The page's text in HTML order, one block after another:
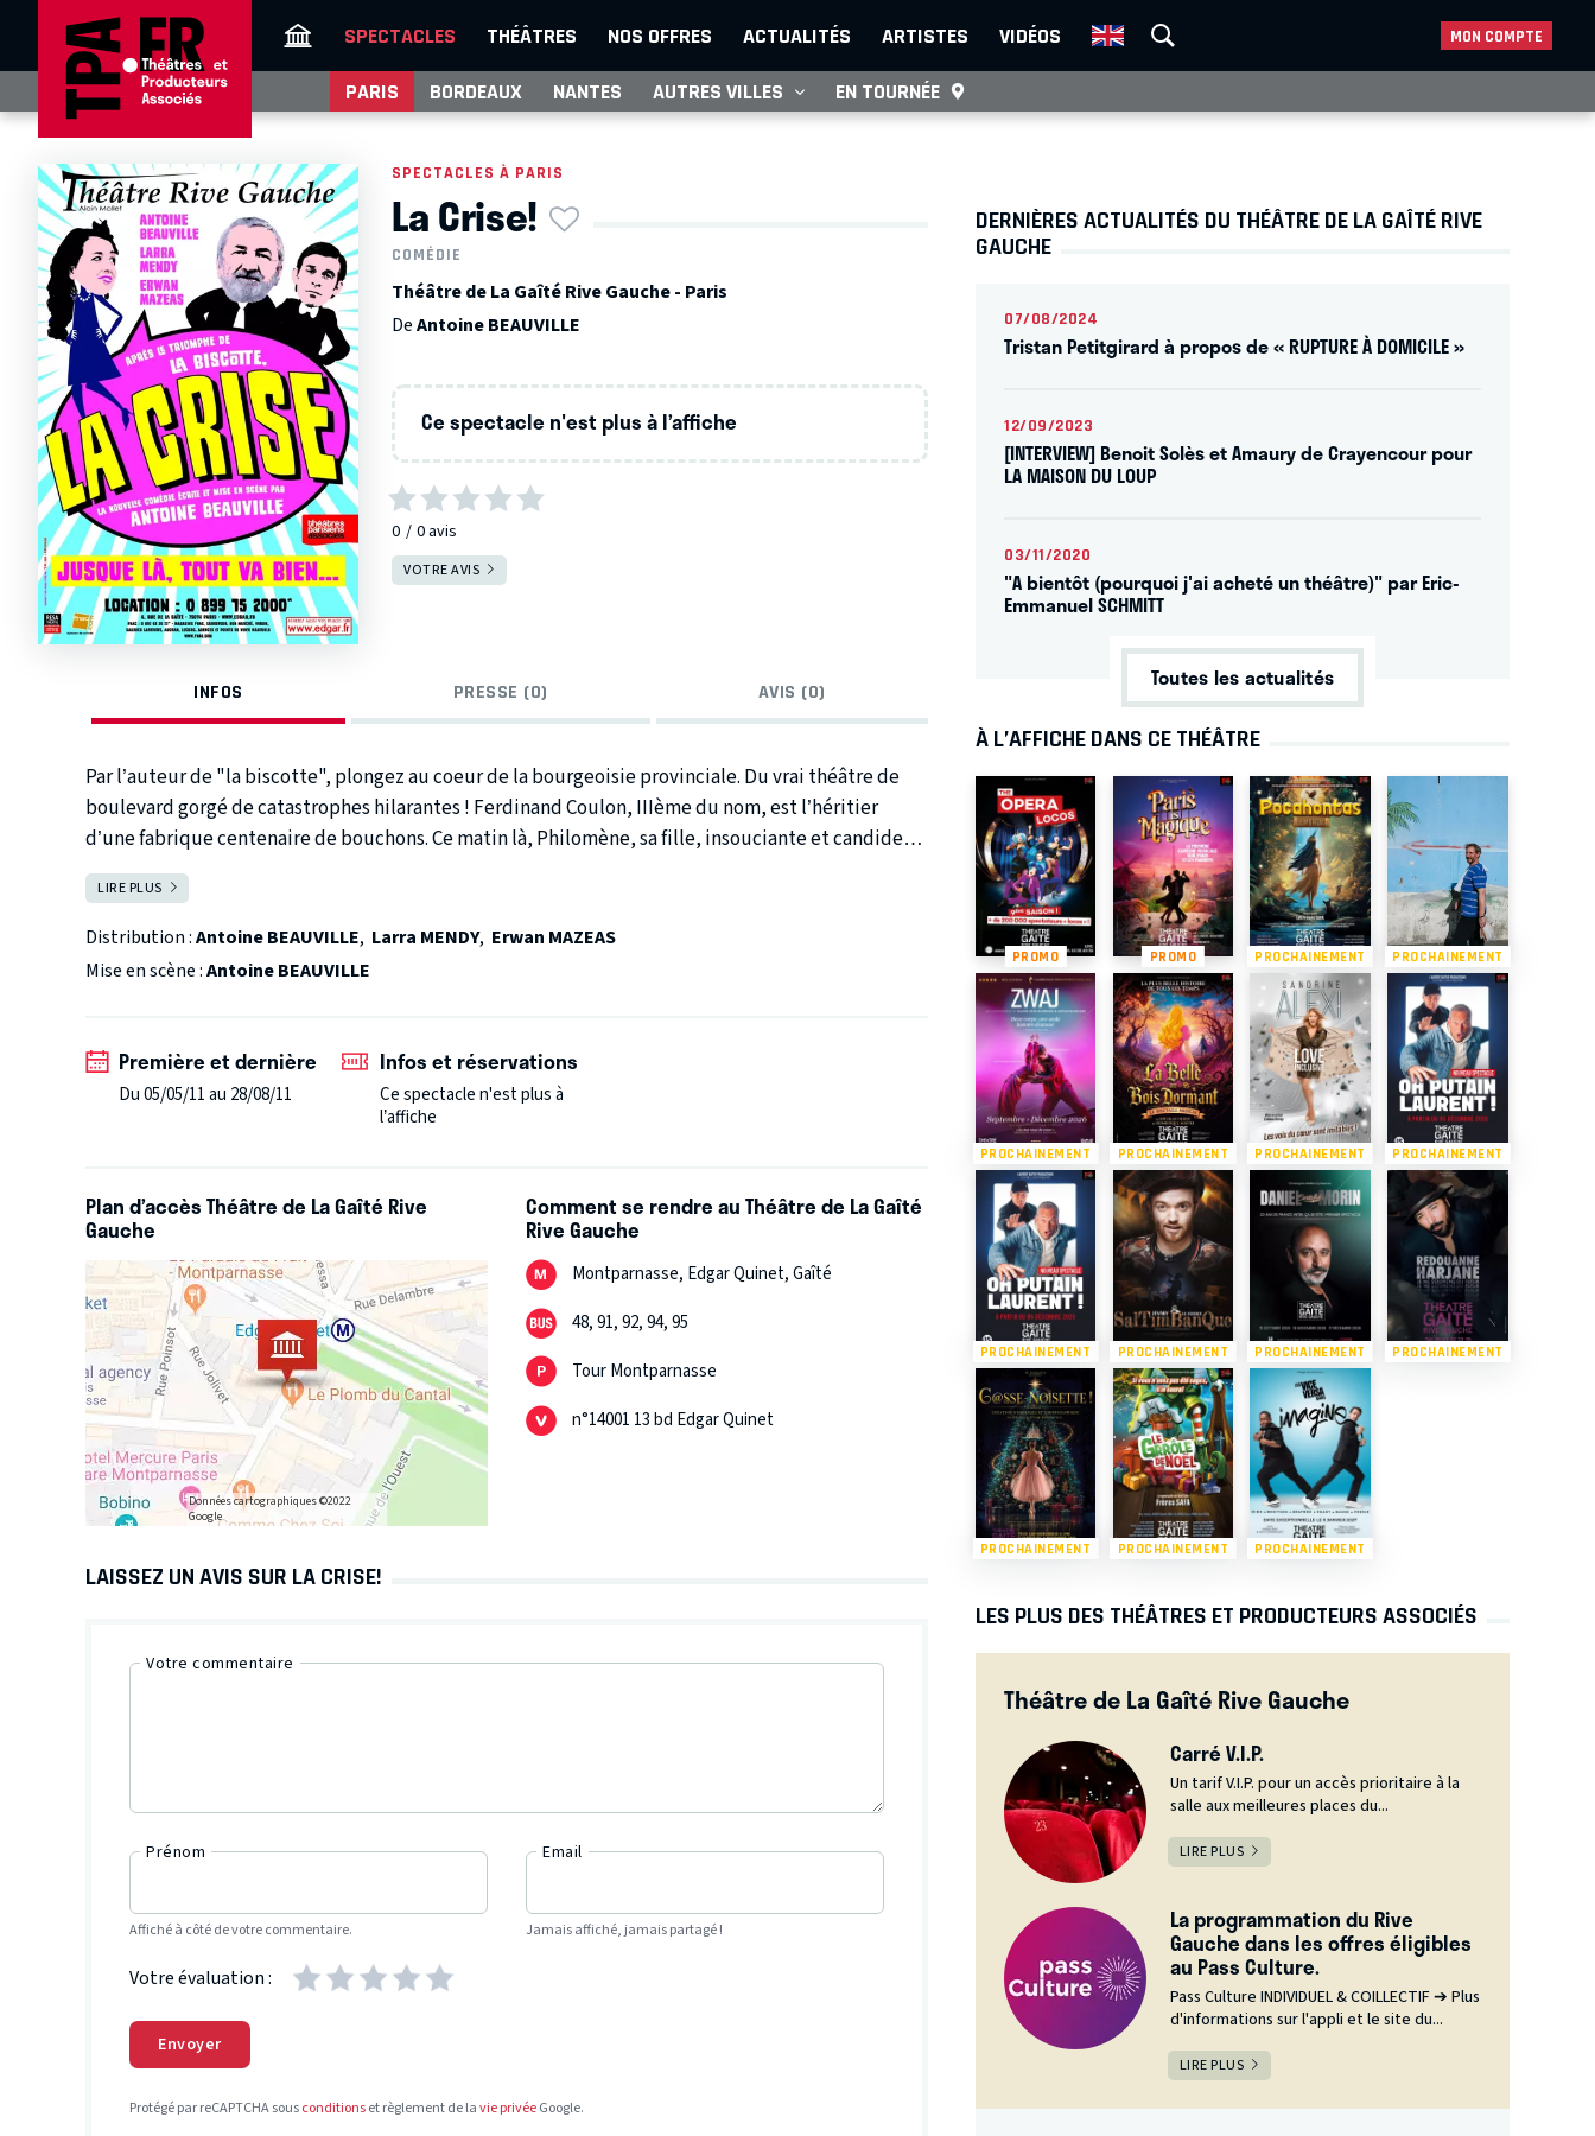
SPECTACLES THÉÂTRES NOS OFFRES ACTUALITÉS ARTISTES VIDÉOS MON COMPTE
PARIS BORDEAUX NANTES AUTRES VILLES EN TOURNÉE
SPECTACLES À PARIS
La Crise!
COMÉDIE
Théâtre de La Gaîté Rive Gauche - Paris
DeAntoine BEAUVILLE
Ce spectacle n'est plus à l’affiche
0 0avis
VOTRE AVIS
INFOS PRESSE (0) AVIS (0)
Par l’auteur de "la biscotte", plongez au coeur de la bourgeoisie provinciale. Du vrai théâtre de
boulevard gorgé de catastrophes hilarantes ! Ferdinand Coulon, IIIème du nom, est l’héritier
d’une fabrique centenaire de bouchons. Ce matin là, Philomène, sa fille, insouciante et candide
prépare activement son 25ème anniversaire… Ce matin là, Arnaud Lardon, l'assistant de direction
toujours un peu terrorisé par la vie, va être obligé d'annoncer une cascade de mauvaises, de très
mauvaises nouvelles à son patron ! Complots, conspirations ou coïncidences ? En tous cas : Ce
matin là, c'est clair, Ferdinand Coulon III va devoir pulvériser un siècle de Bourgeoisie bien
LIRE PLUS
Distribution :Antoine BEAUVILLE, Larra MENDY, Erwan MAZEAS
Mise en scène :Antoine BEAUVILLE
Première et dernière
Du 05/05/11 au 28/08/11
Infos et réservations
Ce spectacle n'est plus à
l’affiche
Plan d’accès Théâtre de La Gaîté Rive
Gauche
Données cartographiques ©2022
Google
Comment se rendre au Théâtre de La Gaîté
Rive Gauche
Montparnasse, Edgar Quinet, Gaîté
48, 91, 92, 94, 95
Tour Montparnasse
n°14001 13 bd Edgar Quinet
LAISSEZ UN AVIS SUR LA CRISE!
Votre commentaire
Prénom
Affiché à côté de votre commentaire.
Email
Jamais affiché, jamais partagé !
Votre évaluation :
Envoyer
Protégé par reCAPTCHA sousconditionset règlement de lavie privéeGoogle.
DERNIÈRES ACTUALITÉS DU THÉÂTRE DE LA GAÎTÉ RIVE
GAUCHE
07/08/2024
Tristan Petitgirard à propos de « RUPTURE À DOMICILE »
12/09/2023
[INTERVIEW] Benoit Solès et Amaury de Crayencour pour
LA MAISON DU LOUP
03/11/2020
"A bientôt (pourquoi j'ai acheté un théâtre)" par Eric-
Emmanuel SCHMITT
Toutes les actualités
À L’AFFICHE DANS CE THÉÂTRE
PROMO PROMO PROCHAINEMENT PROCHAINEMENT
PROCHAINEMENT PROCHAINEMENT PROCHAINEMENT PROCHAINEMENT
PROCHAINEMENT PROCHAINEMENT PROCHAINEMENT PROCHAINEMENT
PROCHAINEMENT PROCHAINEMENT PROCHAINEMENT
LES PLUS DES THÉÂTRES ET PRODUCTEURS ASSOCIÉS
Théâtre de La Gaîté Rive Gauche
Carré V.I.P.
Un tarif V.I.P. pour un accès prioritaire à la
salle aux meilleures places du...
LIRE PLUS
La programmation du Rive
Gauche dans les offres éligibles
au Pass Culture.
Pass Culture INDIVIDUEL & COILLECTIF ➔ Plus
d'informations sur l'appli et le site du...
LIRE PLUS